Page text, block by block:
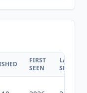
FIRST
SEEN
LAST
SEEN